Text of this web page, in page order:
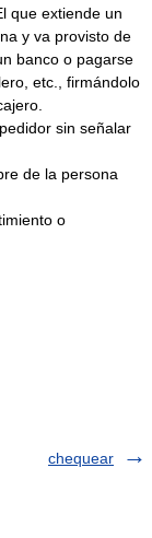
que extiende un
y va provisto de
banco o pagarse
etc., firmándolo
sin señalar
de la persona
o
chequear